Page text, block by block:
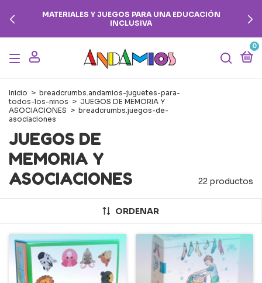
💳 3 CUOTAS SIN INTERÉS EN COMPRAS SUPERIORES A
$100.000
0
Inicio > breadcrumbs.andamios-juguetes-para-
todos-los-ninos > JUEGOS DE MEMORIA Y
ASOCIACIONES > breadcrumbs.juegos-de-
asociaciones
JUEGOS DE
MEMORIA Y
ASOCIACIONES
22 productos
ORDENAR